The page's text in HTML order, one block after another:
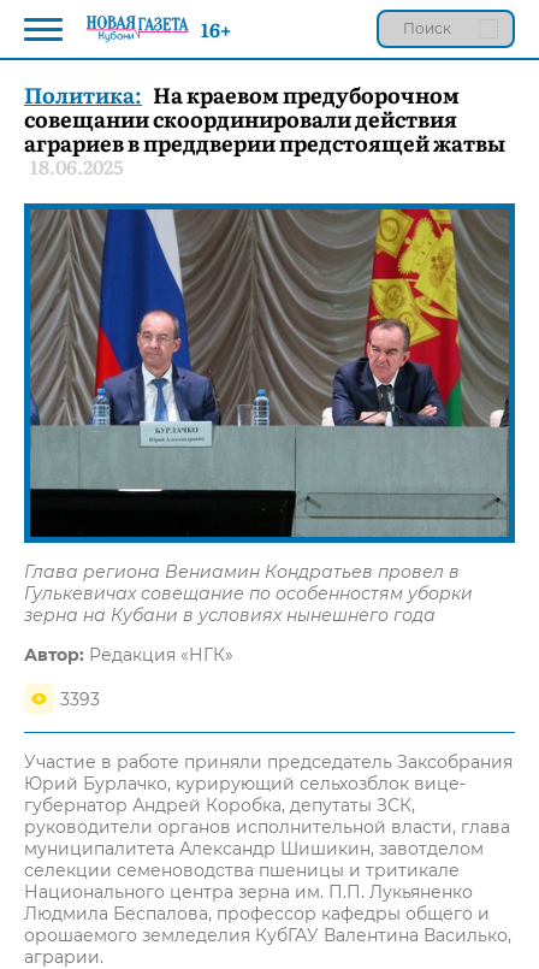
Политика: На краевом предуборочном
совещании скоординировали действия
аграриев в преддверии предстоящей жатвы
18.06.2025
Глава региона Вениамин Кондратьев провел в
Гулькевичах совещание по особенностям уборки
зерна на Кубани в условиях нынешнего года
Автор: Редакция «НГК»
3393
Участие в работе приняли председатель Заксобрания
Юрий Бурлачко, курирующий сельхозблок вице-
губернатор Андрей Коробка, депутаты ЗСК,
руководители органов исполнительной власти, глава
муниципалитета Александр Шишикин, завотделом
селекции семеноводства пшеницы и тритикале
Национального центра зерна им. П.П. Лукьяненко
Людмила Беспалова, профессор кафедры общего и
орошаемого земледелия КубГАУ Валентина Василько,
аграрии.
16+